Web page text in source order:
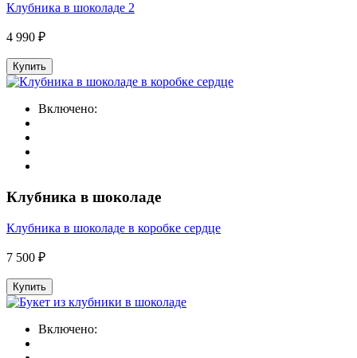
Клубника в шоколаде 2
4 990 ₽
Купить
Включено:
Клубника в шоколаде
Клубника в шоколаде в коробке сердце
7 500 ₽
Купить
Включено: